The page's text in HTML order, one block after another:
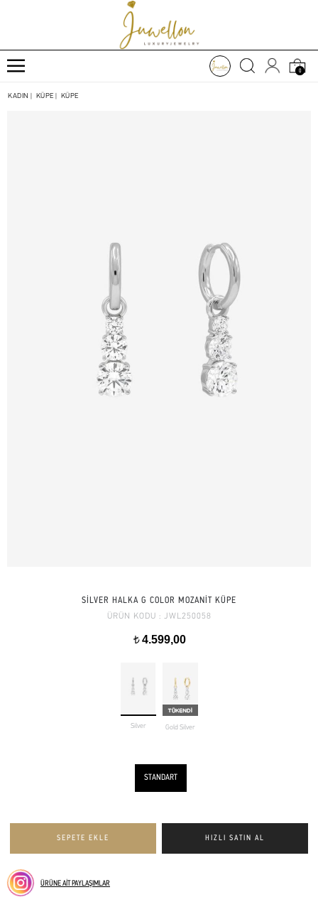
0
KADIN KÜPE KÜPE
SİLVER HALKA G COLOR MOZANİT KÜPE
ÜRÜN KODU : JWL250058
t4.599,00
Silver Gold Silver
STANDART
ÜRÜNE AİT PAYLAŞIMLAR